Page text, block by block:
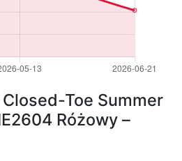
Closed-Toe Summer
Różowy –